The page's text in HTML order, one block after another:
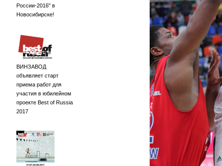
России-2016" в
Новосибирске!
ВИНЗАВОД
объявляет старт
приема работ для
участия в юбилейном
проекте Best of Russia
2017